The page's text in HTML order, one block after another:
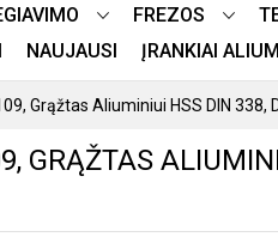
FREZOS
NAUJAUSI ĮRANKIAI
Grąžtas Aliuminiui HSS DIN 338,
GRĄŽTAS